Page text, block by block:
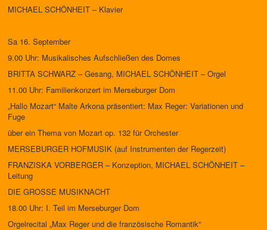
MICHAEL SCHÖNHEIT – Klavier
Sa 16. September
9.00 Uhr: Musikalisches Aufschließen des Domes
BRITTA SCHWARZ – Gesang, MICHAEL SCHÖNHEIT – Orgel
11.00 Uhr: Familienkonzert im Merseburger Dom
„Hallo Mozart“ Malte Arkona präsentiert: Max Reger: Variationen und
Fuge
über ein Thema von Mozart op. 132 für Orchester
MERSEBURGER HOFMUSIK (auf Instrumenten der Regerzeit)
FRANZISKA VORBERGER – Konzeption, MICHAEL SCHÖNHEIT –
Leitung
DIE GROSSE MUSIKNACHT
18.00 Uhr: I. Teil im Merseburger Dom
Orgelrecital „Max Reger und die französische Romantik“